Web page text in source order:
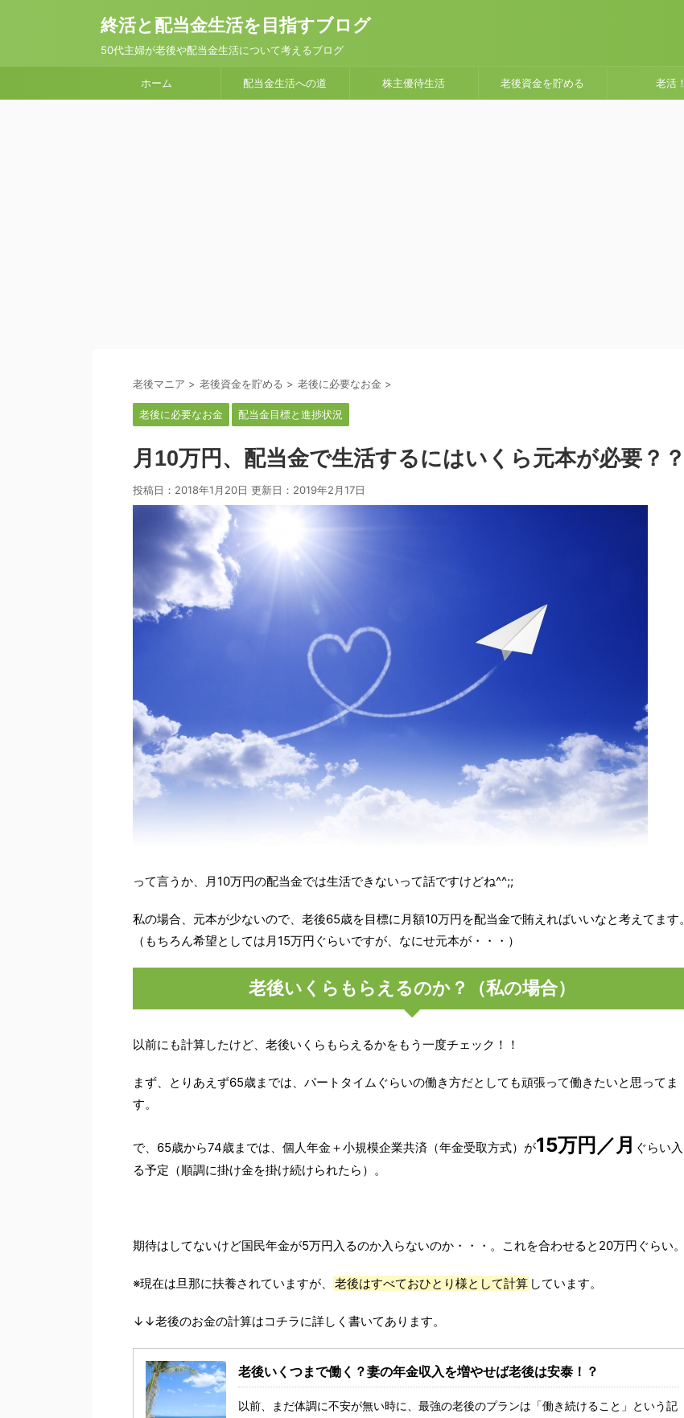
終活と配当金生活を目指すブログ
50代主婦が老後や配当金生活について考えるブログ
ホーム 配当金生活への道 株主優待生活 老後資金を貯める 老活！
老後マニア > 老後資金を貯める > 老後に必要なお金 >
老後に必要なお金 配当金目標と進捗状況
月10万円、配当金で生活するにはいくら元本が必要？？
投稿日：2018年1月20日 更新日： 2019年2月17日
って言うか、月10万円の配当金では生活できないって話ですけどね^^;;
私の場合、元本が少ないので、老後65歳を目標に月額10万円を配当金で賄えればいいなと考えてます。
（もちろん希望としては月15万円ぐらいですが、なにせ元本が・・・）
老後いくらもらえるのか？（私の場合）
以前にも計算したけど、老後いくらもらえるかをもう一度チェック！！
まず、とりあえず65歳までは、パートタイムぐらいの働き方だとしても頑張って働きたいと思ってま
す。
で、65歳から74歳までは、個人年金＋小規模企業共済（年金受取方式）が15万円／月 ぐらい入
る予定（順調に掛け金を掛け続けられたら）。
期待はしてないけど国民年金が5万円入るのか入らないのか・・・。これを合わせると20万円ぐらい。
※現在は旦那に扶養されていますが、 老後はすべておひとり様として計算 しています。
↓↓老後のお金の計算はコチラに詳しく書いてあります。
老後いくつまで働く？妻の年金収入を増やせば老後は安泰！？
以前、まだ体調に不安が無い時に、最強の老後のプランは「働き続けること」という記